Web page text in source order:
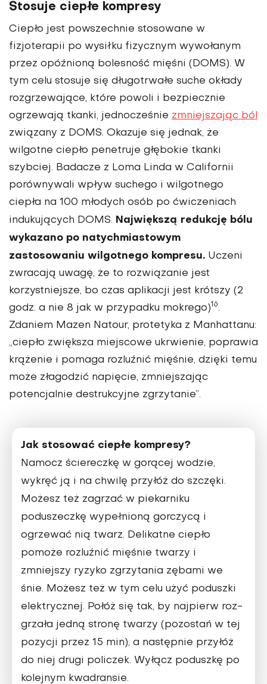
Stosuje ciepłe kompresy
Ciepło jest powszechnie stoso­wane w
fizjoterapii po wysiłku fizycznym wywołanym
przez opóźnioną bolesność mięśni (DOMS). W
tym celu stosuje się długotrwałe suche okłady
rozgrzewające, które powoli i bezpiecznie
ogrzewają tkan­ki, jednocześnie zmniejszając ból
związany z DOMS. Okazu­je się jednak, że
wilgotne cie­pło penetruje głębokie tkanki
szybciej. Badacze z Loma Lin­da w Californii
porównywali wpływ suchego i wilgotnego
ciepła na 100 młodych osób po ćwiczeniach
indukujących DOMS. Największą redukcję bólu
wykazano po natych­miastowym
zastosowaniu wilgotnego kompresu. Uczeni
zwracają uwagę, że to roz­wiązanie jest
korzystniej­sze, bo czas aplikacji jest krótszy (2
godz. a nie 8 jak w przypadku mokrego)16.
Zdaniem Mazen Natour, protetyka z Manhattanu:
„ciepło zwięk­sza miejscowe ukrwienie, poprawia
krążenie i poma­ga rozluźnić mięśnie, dzięki temu
może złagodzić napię­cie, zmniejszając
potencjalnie destrukcyjne zgrzytanie”.
Jak stosować ciepłe kompresy?
Namocz ściereczkę w gorą­cej wodzie,
wykręć ją i na chwilę przyłóż do szczęki.
Możesz też zagrzać w pie­karniku
poduszeczkę wypeł­nioną gorczycą i
ogrzewać nią twarz. Delikatne ciepło
pomoże rozluźnić mięśnie twarzy i
zmniejszy ryzyko zgrzytania zębami we
śnie. Możesz też w tym celu użyć poduszki
elektrycznej. Połóż się tak, by najpierw roz­
grzała jedną stronę twarzy (pozostań w tej
pozycji przez 15 min), a następnie przy­łóż
do niej drugi policzek. Wyłącz poduszkę po
kolej­nym kwadransie.